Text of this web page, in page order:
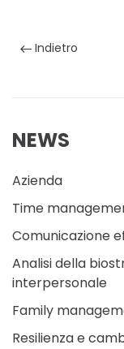
Indietro
NEWS
Azienda
Time
Comunicazione
Analisi della
interpersonale
Family
Resilienza e